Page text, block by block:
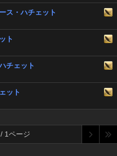
ス・ハチェット
ト
チェット
ット
1ページ